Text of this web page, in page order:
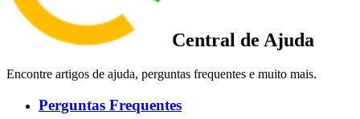
Central de Ajuda
Encontre artigos de ajuda, perguntas frequentes e muito mais.
Perguntas Frequentes